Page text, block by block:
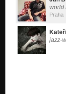
world
Praha
jazz-